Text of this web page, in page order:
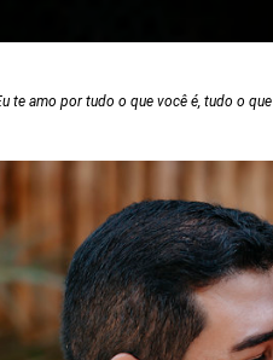
te amo por tudo o que você é, tudo o